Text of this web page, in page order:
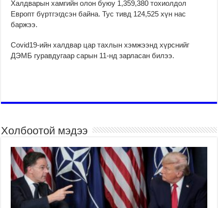
Халдварын хамгийн олон буюу 1,359,380 тохиолдол
Европт бүртгэгдсэн байна. Тус тивд 124,525 хүн нас
баржээ.
Covid19-ийн халдвар цар тахлын хэмжээнд хүрснийг
ДЭМБ гуравдугаар сарын 11-нд зарласан билээ.
Холбоотой мэдээ